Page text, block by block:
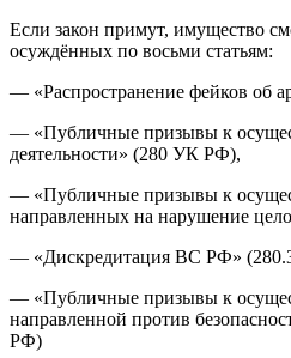
Если закон примут, имущество
осуждённых по восьми статьям:
— «Распространение фейков об
— «Публичные призывы к
деятельности» (280 УК РФ),
— «Публичные призывы к
направленных на нарушение
— «Дискредитация ВС РФ»
— «Публичные призывы к
направленной против
РФ)